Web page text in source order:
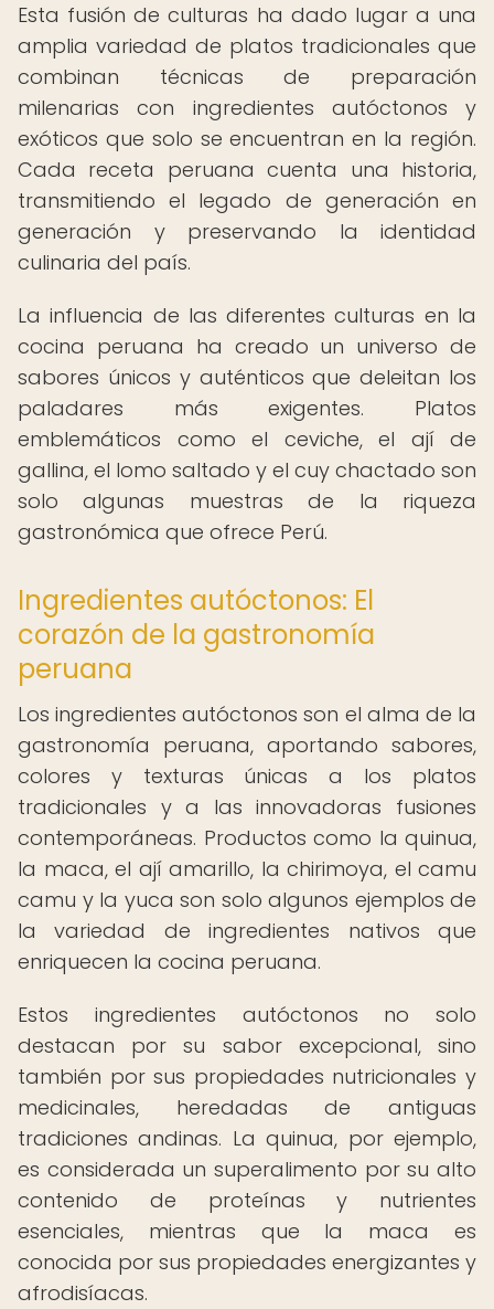
Esta fusión de culturas ha dado lugar a una
amplia variedad de platos tradicionales que
combinan técnicas de preparación
milenarias con ingredientes autóctonos y
exóticos que solo se encuentran en la región.
Cada receta peruana cuenta una historia,
transmitiendo el legado de generación en
generación y preservando la identidad
culinaria del país.
La influencia de las diferentes culturas en la
cocina peruana ha creado un universo de
sabores únicos y auténticos que deleitan los
paladares más exigentes. Platos
emblemáticos como el ceviche, el ají de
gallina, el lomo saltado y el cuy chactado son
solo algunas muestras de la riqueza
gastronómica que ofrece Perú.
Ingredientes autóctonos: El
corazón de la gastronomía
peruana
Los ingredientes autóctonos son el alma de la
gastronomía peruana, aportando sabores,
colores y texturas únicas a los platos
tradicionales y a las innovadoras fusiones
contemporáneas. Productos como la quinua,
la maca, el ají amarillo, la chirimoya, el camu
camu y la yuca son solo algunos ejemplos de
la variedad de ingredientes nativos que
enriquecen la cocina peruana.
Estos ingredientes autóctonos no solo
destacan por su sabor excepcional, sino
también por sus propiedades nutricionales y
medicinales, heredadas de antiguas
tradiciones andinas. La quinua, por ejemplo,
es considerada un superalimento por su alto
contenido de proteínas y nutrientes
esenciales, mientras que la maca es
conocida por sus propiedades energizantes y
afrodisíacas.